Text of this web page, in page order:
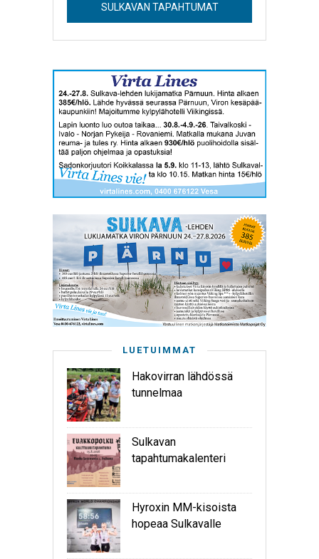
SULKAVAN TAPAHTUMAT
LUETUIMMAT
Hakovirran lähdössä
tunnelmaa
Sulkavan
tapahtumakalenteri
Hyroxin MM-kisoista
hopeaa Sulkavalle